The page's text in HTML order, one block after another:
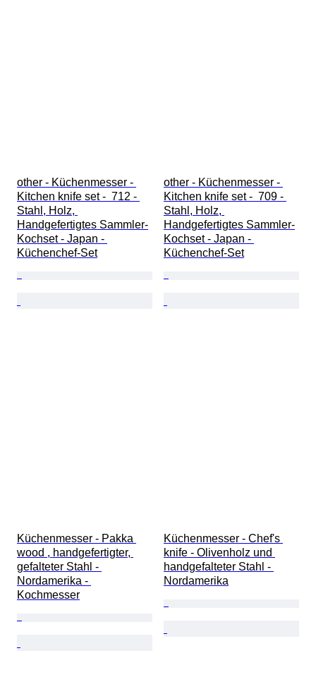
other - Küchenmesser -
Kitchen knife set -  712 -
Stahl, Holz,
Handgefertigtes Sammler-
Kochset - Japan -
Küchenchef-Set
other - Küchenmesser -
Kitchen knife set -  709 -
Stahl, Holz,
Handgefertigtes Sammler-
Kochset - Japan -
Küchenchef-Set
Küchenmesser - Pakka
wood , handgefertigter,
gefalteter Stahl -
Nordamerika -
Kochmesser
Küchenmesser - Chef's
knife - Olivenholz und
handgefalteter Stahl -
Nordamerika